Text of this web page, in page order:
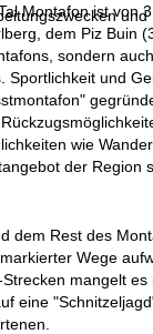
und
Montafon ist von
dem Piz Buin
sondern
und
wie
der Region
dem Rest des
Wege
mangelt
eine